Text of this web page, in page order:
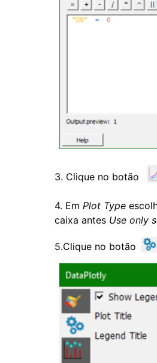
3. Clique no botão
4. Em Plot Type
caixa antes Use only
5.Clique no botão